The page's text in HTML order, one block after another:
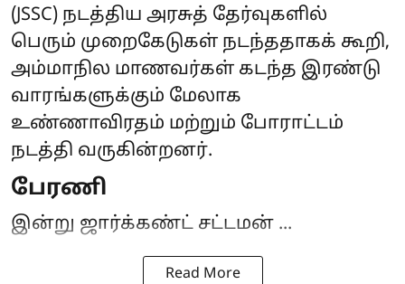
(JSSC) நடத்திய அரசுத் தேர்வுகளில்
பெரும் முறைகேடுகள் நடந்ததாகக் கூறி,
அம்மாநில மாணவர்கள் கடந்த இரண்டு
வாரங்களுக்கும் மேலாக
உண்ணாவிரதம் மற்றும் போராட்டம்
நடத்தி வருகின்றனர்.
பேரணி
இன்று ஜார்க்கண்ட் சட்டமன் ...
Read More